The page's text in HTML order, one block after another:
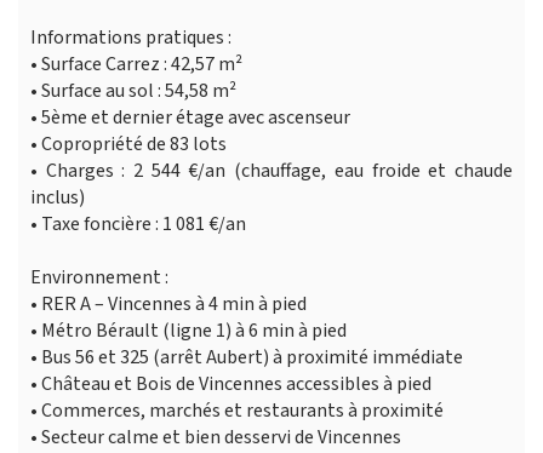
Informations pratiques :
• Surface Carrez : 42,57 m²
• Surface au sol : 54,58 m²
• 5ème et dernier étage avec ascenseur
• Copropriété de 83 lots
• Charges : 2 544 €/an (chauffage, eau froide et chaude
inclus)
• Taxe foncière : 1 081 €/an
Environnement :
• RER A – Vincennes à 4 min à pied
• Métro Bérault (ligne 1) à 6 min à pied
• Bus 56 et 325 (arrêt Aubert) à proximité immédiate
• Château et Bois de Vincennes accessibles à pied
• Commerces, marchés et restaurants à proximité
• Secteur calme et bien desservi de Vincennes